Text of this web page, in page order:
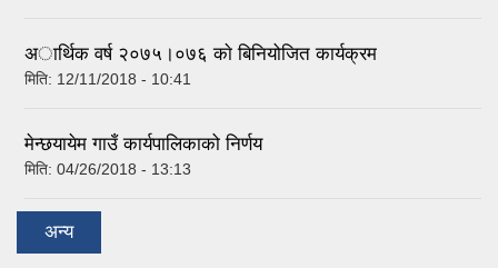
अार्थिक वर्ष २०७५।०७६ काे बिनियोजित कार्यक्रम
मिति: 12/11/2018 - 10:41
मेन्छयायेम गाउँ कार्यपालिकाको निर्णय
मिति: 04/26/2018 - 13:13
अन्य